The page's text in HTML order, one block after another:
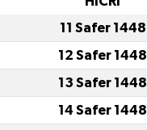
11 Safer 1448
12 Safer 1448
13 Safer 1448
14 Safer 1448